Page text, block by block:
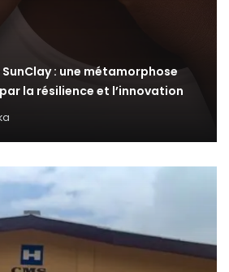
: une métamorphose
la résilience et l’innovation